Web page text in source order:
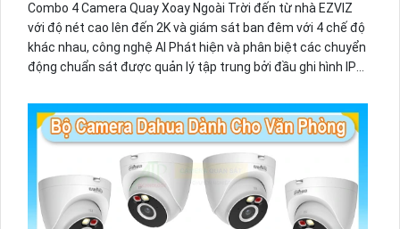
Combo 4 Camera Quay Xoay Ngoài Trời đến từ nhà EZVIZ
với độ nét cao lên đến 2K và giám sát ban đêm với 4 chế độ
khác nhau, công nghệ AI Phát hiện và phân biệt các chuyển
động chuẩn sát được quản lý tập trung bởi đầu ghi hình IP